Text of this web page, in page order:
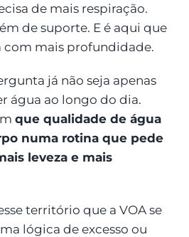
de mais respiração.
de suporte. E é aqui que
com mais profundidade.
já não seja apenas
água ao longo do dia.
que qualidade de água
numa rotina que pede
leveza e mais
território que a VOA se
lógica de excesso ou